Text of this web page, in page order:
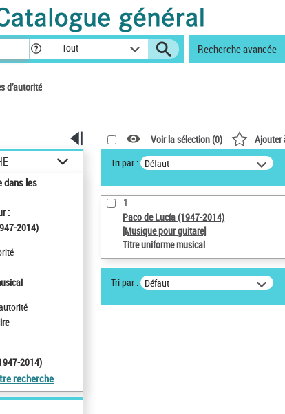
Tout Recherche avancée
d’autorité
dans les
:
2014)
2014)
recherche
Voir la sélection (0) Ajouter
Tri par : Défaut
1
Paco de Lucía (1947-2014)
[Musique pour guitare]
Titre uniforme musical
Tri par : Défaut